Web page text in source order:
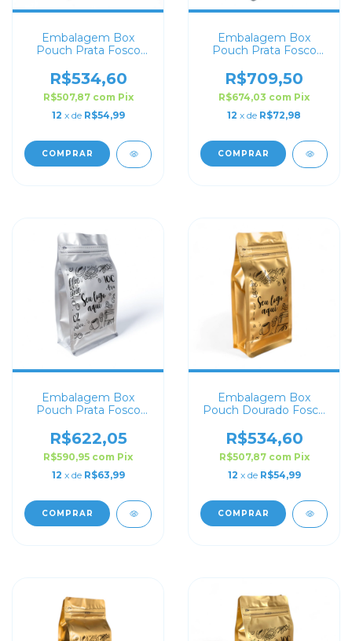
Embalagem Box
Pouch Prata Fosco
R$534,60
R$507,87 com Pix
12 x de R$54,99
COMPRAR
Embalagem Box
Pouch Prata Fosco
R$709,50
R$674,03 com Pix
12 x de R$72,98
COMPRAR
Embalagem Box
Pouch Prata Fosco
R$622,05
R$590,95 com Pix
12 x de R$63,99
COMPRAR
Embalagem Box
Pouch Dourado Fosco
R$534,60
R$507,87 com Pix
12 x de R$54,99
COMPRAR